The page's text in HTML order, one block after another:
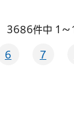
3686件中 1～
6 7